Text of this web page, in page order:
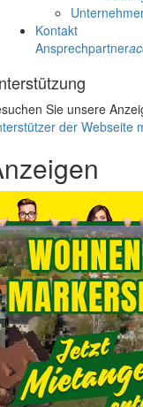
Kontakt
Ansprechpartner
Sie unsere
der Webseite